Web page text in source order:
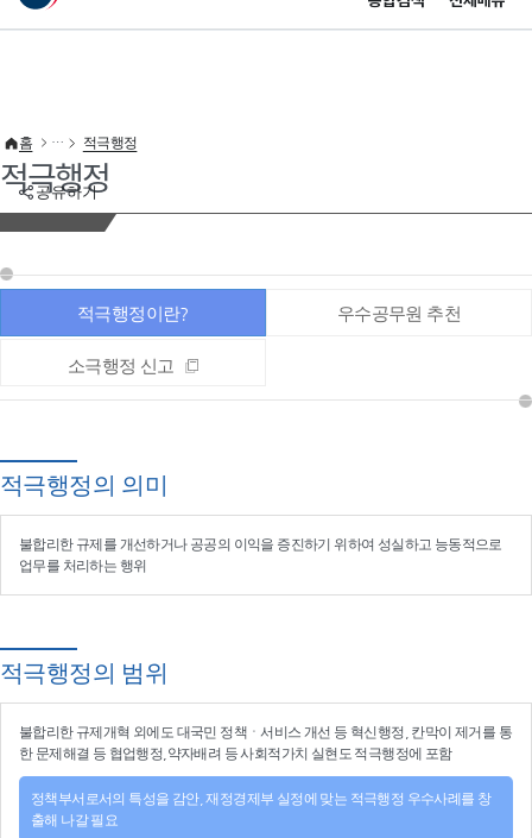
이 누리집은 대한민국 공식 전자정부 누리집입니다.
공유하기
홈 적극행정
적극행정
적극행정이란? 우수공무원 추천
소극행정 신고
적극행정의 의미
불합리한 규제를 개선하거나 공공의 이익을 증진하기 위하여 성실하고 능동적으로
업무를 처리하는 행위
적극행정의 범위
불합리한 규제개혁 외에도 대국민 정책ㆍ서비스 개선 등 혁신행정 , 칸막이 제거를 통
한 문제해결 등 협업행정 ,약자배려 등사회적가치 실현 도 적극행정에 포함
정책부서로서의 특성을 감안, 재정경제부 실정에 맞는 적극행정 우수사례를 창
출해 나갈 필요